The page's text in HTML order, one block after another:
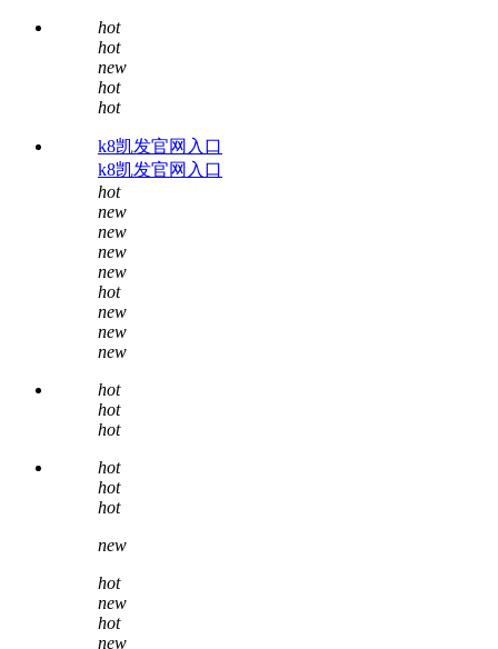
hot
hot
new
hot
hot
k8凯发官网入口
k8凯发官网入口
hot
new
new
new
new
hot
new
new
new
hot
hot
hot
hot
hot
hot
new
hot
new
hot
new